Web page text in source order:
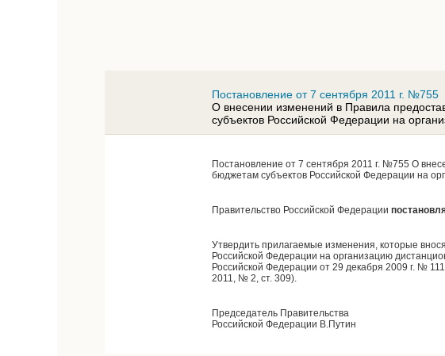
Постановление от 7 сентября 2011 г. №755
О внесении изменений в Правила
субъектов Российской Федерации на
Постановление от 7 сентября 2011 г. №755 О
бюджетам субъектов Российской Федерации на
Правительство Российской Федерации
Утвердить прилагаемые изменения, которые
Российской Федерации на организацию
Российской Федерации от 29 декабря 2009 г. №
2011, № 2, ст. 309).
Председатель Правительства
Российской Федерации В.Путин